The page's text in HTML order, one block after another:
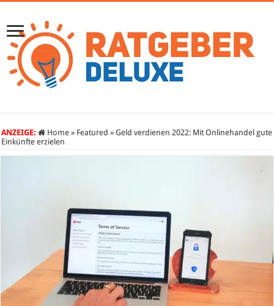
ANZEIGE: Home » Featured » Geld verdienen 2022: Mit Onlinehandel gute
Einkünfte erzielen